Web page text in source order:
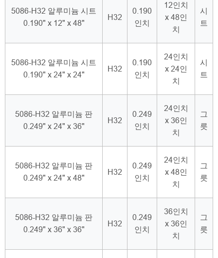
5086-H32 알루미늄 시트
0.190" x 12" x 48"
H32
0.190
인치
12인치
x 48인
치
시
트
5086-H32 알루미늄 시트
0.190" x 24" x 24"
H32
0.190
인치
24인치
x 24인
치
시
트
5086-H32 알루미늄 판
0.249" x 24" x 36"
H32
0.249
인치
24인치
x 36인
치
그
릇
5086-H32 알루미늄 판
0.249" x 24" x 48"
H32
0.249
인치
24인치
x 48인
치
그
릇
5086-H32 알루미늄 판
0.249" x 36" x 36"
H32
0.249
인치
36인치
x 36인
치
그
릇